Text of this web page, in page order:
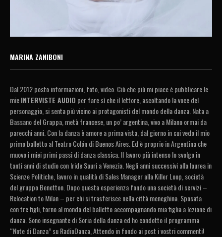
MARINA ZANIBONI
Dal 2012 posto informazioni, foto, video. Ciò che più mi piace è pubblicare le
mieINTERVISTE AUDIO per fare sì che il lettore, ascoltando la voce del
personaggio, si senta più vicino ai protagonisti del mondo della danza. Nata a
Bassano del Grappa, metà francese, un po’ argentina, vivo a Milano ormai da
parecchi anni. Con la danza è amore a prima vista, dal giorno in cui vedo il mio
primo balletto al Teatro Colón di Buenos Aires. Ed è proprio in Argentina che
muovo i miei primi passi di danza classica. Il lavoro più intenso lo svolgo in
tanti anni di studio con Iride Sauri a Venezia. Negli anni successivi alla laurea in
Scienze Politiche, lavoro in qualità di Sales Manager alla Killer Loop, società
del gruppo Benetton. Dopo questa esperienza fondo una società di servizi –
Relocation to Milan – per chi si trasferisce nella città meneghina. Sposata
con tre figli, torno al mondo del balletto accompagnando mia figlia a lezione di
danza. Sono insegnante di Soria della danza ed ho condotto il programma
“Note di Danza” su RadioDanza, Attendo in fondo ai post i vostri commenti!